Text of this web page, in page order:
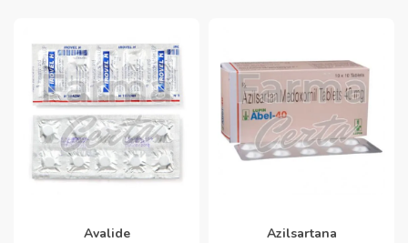
Avalide Azilsartana